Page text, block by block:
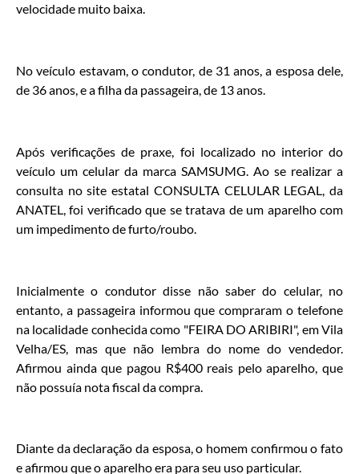
velocidade muito baixa.
No veículo estavam, o condutor, de 31 anos, a esposa dele,
de 36 anos, e a filha da passageira, de 13 anos.
Após verificações de praxe, foi localizado no interior do
veículo um celular da marca SAMSUMG. Ao se realizar a
consulta no site estatal CONSULTA CELULAR LEGAL, da
ANATEL, foi verificado que se tratava de um aparelho com
um impedimento de furto/roubo.
Inicialmente o condutor disse não saber do celular, no
entanto, a passageira informou que compraram o telefone
na localidade conhecida como "FEIRA DO ARIBIRI", em Vila
Velha/ES, mas que não lembra do nome do vendedor.
Afirmou ainda que pagou R$400 reais pelo aparelho, que
não possuía nota fiscal da compra.
Diante da declaração da esposa, o homem confirmou o fato
e afirmou que o aparelho era para seu uso particular.